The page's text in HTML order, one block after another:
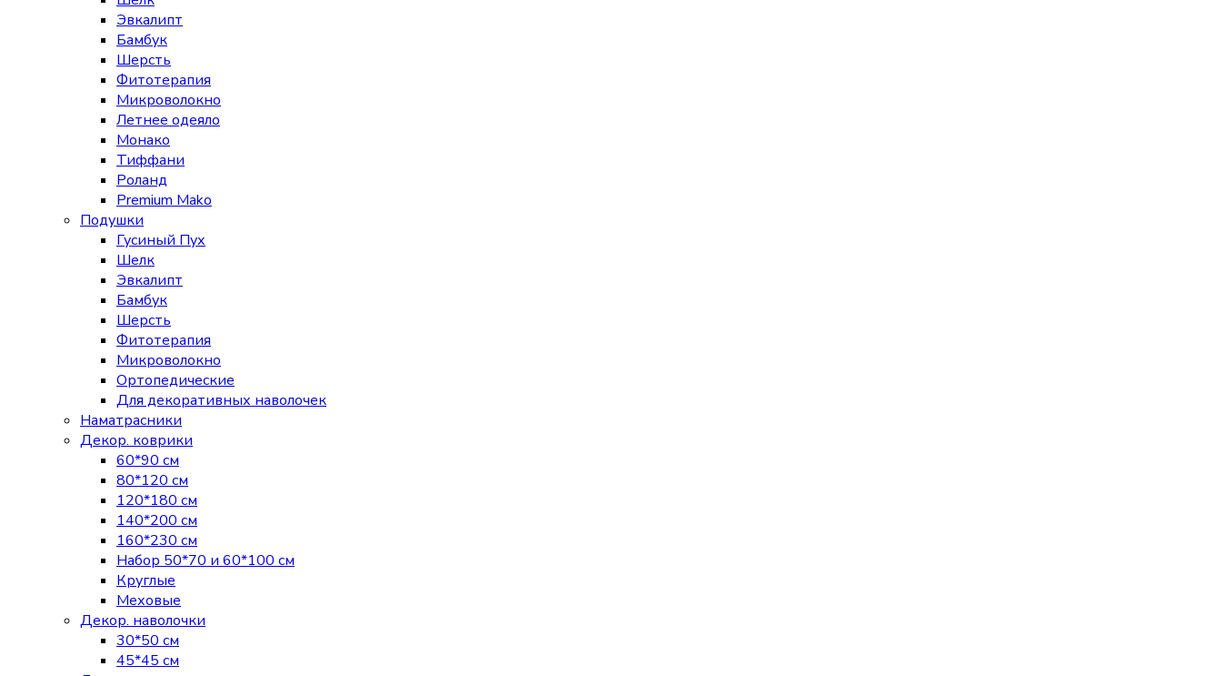
Эвкалипт
Бамбук
Шерсть
Фитотерапия
Микроволокно
Летнее одеяло
Монако
Тиффани
Роланд
Premium Mako
Подушки
Гусиный Пух
Шелк
Эвкалипт
Бамбук
Шерсть
Фитотерапия
Микроволокно
Ортопедические
Для декоративных наволочек
Наматрасники
Декор. коврики
60*90 см
80*120 см
120*180 см
140*200 см
160*230 см
Набор 50*70 и 60*100 см
Круглые
Меховые
Декор. наволочки
30*50 см
45*45 см